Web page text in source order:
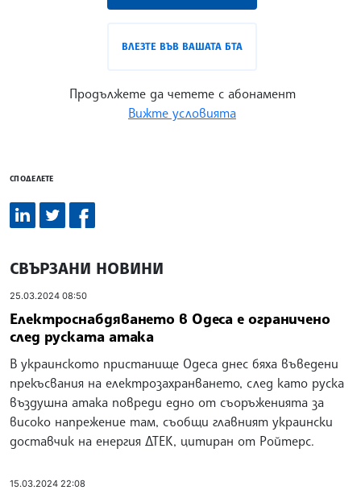
ВЛЕЗТЕ ВЪВ ВАШАТА БТА
Продължете да четете с абонамент
Вижте условията
СПОДЕЛЕТЕ
СВЪРЗАНИ НОВИНИ
25.03.2024 08:50
Електроснабдяването в Одеса е ограничено
след руската атака
В украинското пристанище Одеса днес бяха въведени
прекъсвания на електрозахранването, след като руска
въздушна атака повреди едно от съоръженията за
високо напрежение там, съобщи главният украински
доставчик на енергия ДТЕК, цитиран от Ройтерс.
15.03.2024 22:08